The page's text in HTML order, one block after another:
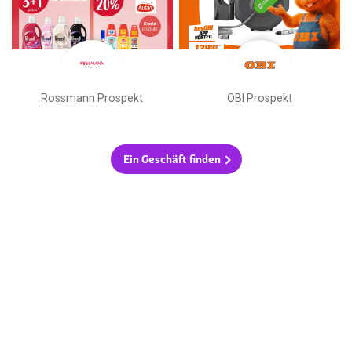
Rossmann Prospekt OBI Prospekt
Ein Geschäft finden